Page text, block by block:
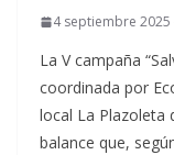
4 septiembre
La V campaña
coordinada por
local La Plazoleta
balance que,